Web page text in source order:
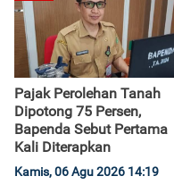
Pajak Perolehan Tanah
Dipotong 75 Persen,
Bapenda Sebut Pertama
Kali Diterapkan
Kamis, 06 Agu 2026 14:19